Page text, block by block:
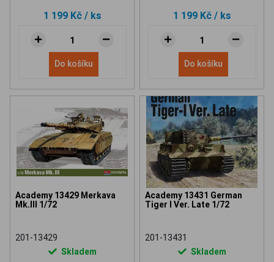
1 199 Kč / ks
Do košíku
1 199 Kč / ks
Do košíku
Academy 13429 Merkava
Mk.III 1/72
201-13429
Skladem
Academy 13431 German
Tiger I Ver. Late 1/72
201-13431
Skladem